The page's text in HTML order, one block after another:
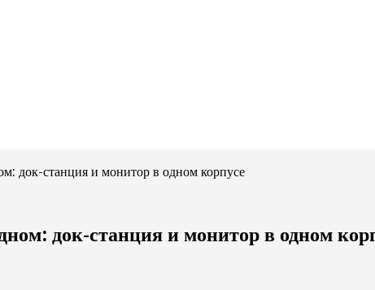
станция и монитор в одном корпусе
док-станция и монитор в одном